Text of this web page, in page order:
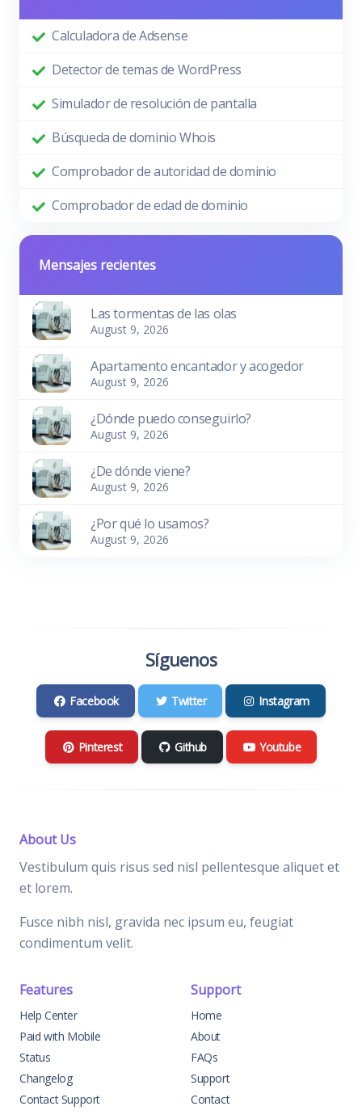
Calculadora de Adsense
Detector de temas de WordPress
Simulador de resolución de pantalla
Búsqueda de dominio Whois
Comprobador de autoridad de dominio
Comprobador de edad de dominio
Mensajes recientes
Las tormentas de las olas
August 9, 2026
Apartamento encantador y acogedor
August 9, 2026
¿Dónde puedo conseguirlo?
August 9, 2026
¿De dónde viene?
August 9, 2026
¿Por qué lo usamos?
August 9, 2026
Síguenos
Facebook Twitter Instagram
Pinterest Github Youtube
About Us
Vestibulum quis risus sed nisl pellentesque aliquet et
et lorem.
Fusce nibh nisl, gravida nec ipsum eu, feugiat
condimentum velit.
Features
Help Center
Paid with Mobile
Status
Changelog
Contact Support
Support
Home
About
FAQs
Support
Contact